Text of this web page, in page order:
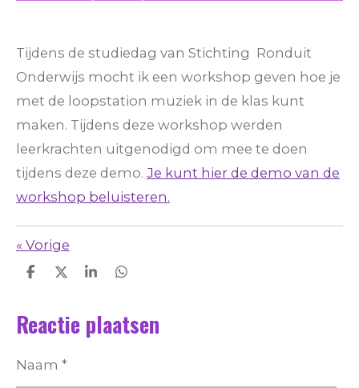
Tijdens de studiedag van Stichting Ronduit
Onderwijs mocht ik een workshop geven hoe je
met de loopstation muziek in de klas kunt
maken. Tijdens deze workshop werden
leerkrachten uitgenodigd om mee te doen
tijdens deze demo. Je kunt hier de demo van de
workshop beluisteren.
« Vorige
D
e
n
D
l
S
r
e
D
e
n
Reactie plaatsen
Naam *